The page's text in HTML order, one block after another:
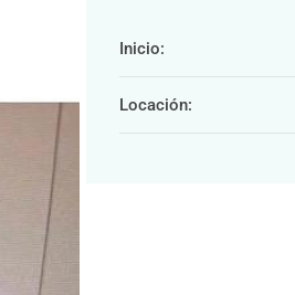
Inicio:
Locación: